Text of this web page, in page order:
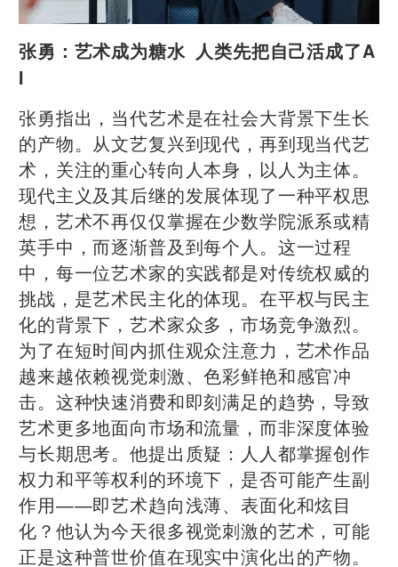
张勇：艺术成为糖水 人类先把自己活成了A
I
张勇指出，当代艺术是在社会大背景下生长
的产物。从文艺复兴到现代，再到现当代艺
术，关注的重心转向人本身，以人为主体。
现代主义及其后继的发展体现了一种平权思
想，艺术不再仅仅掌握在少数学院派系或精
英手中，而逐渐普及到每个人。这一过程
中，每一位艺术家的实践都是对传统权威的
挑战，是艺术民主化的体现。在平权与民主
化的背景下，艺术家众多，市场竞争激烈。
为了在短时间内抓住观众注意力，艺术作品
越来越依赖视觉刺激、色彩鲜艳和感官冲
击。这种快速消费和即刻满足的趋势，导致
艺术更多地面向市场和流量，而非深度体验
与长期思考。他提出质疑：人人都掌握创作
权力和平等权利的环境下，是否可能产生副
作用——即艺术趋向浅薄、表面化和炫目
化？他认为今天很多视觉刺激的艺术，可能
正是这种普世价值在现实中演化出的产物。